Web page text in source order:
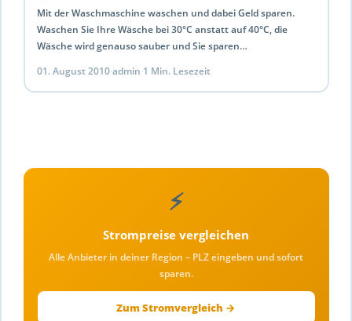
Mit der Waschmaschine waschen und dabei Geld sparen.
Waschen Sie Ihre Wäsche bei 30°C anstatt auf 40°C, die
Wäsche wird genauso sauber und Sie sparen…
01. August 2010·admin·1 Min. Lesezeit
⚡
Strompreise vergleichen
Alle Anbieter in deiner Region – PLZ eingeben und sofort
sparen.
Zum Stromvergleich →